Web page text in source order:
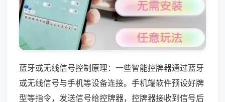
蓝牙或无线信号控制原理：一些智能控牌器通过蓝牙
或无线信号与手机等设备连接。手机端软件预设好牌
型等指令，发送信号给控牌器，控牌器接收到信号后